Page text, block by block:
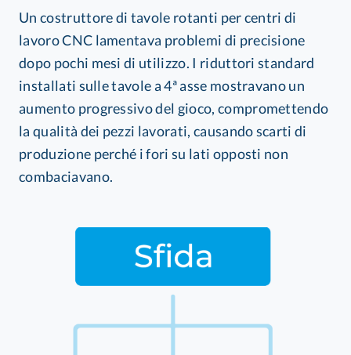
Un costruttore di tavole rotanti per centri di
lavoro CNC lamentava problemi di precisione
dopo pochi mesi di utilizzo. I riduttori standard
installati sulle tavole a 4ª asse mostravano un
aumento progressivo del gioco, compromettendo
la qualità dei pezzi lavorati, causando scarti di
produzione perché i fori su lati opposti non
combaciavano.